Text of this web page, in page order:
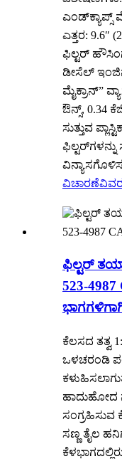
ಎಂಡ್‌ಕ್ಯಾಪ್ಸ್
ಎತ್ತರ:
ಫಿಲ್ಟರ್
ಡೀಸೆಲ್
ಮೈಕ್ರಾನ್”
ಔನ್ಸ್, 0.34
ಸುತ್ತುವ
ಫಿಲ್ಟರ್‌ಗಳನ್ನು
ವಿಚಾರಣೆ
ಫಿಲ್ಟರ್
523-
ಕೆಲಸದ ತತ್ವ
ಒಳಚರಂಡಿ
ಹಾದುಹೋದ
ಸಂಗ್ರಹಿಸುವ
ಸಣ್ಣ ತೈಲ